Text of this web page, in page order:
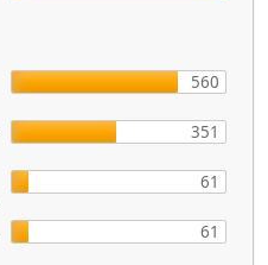
560
351
61
61